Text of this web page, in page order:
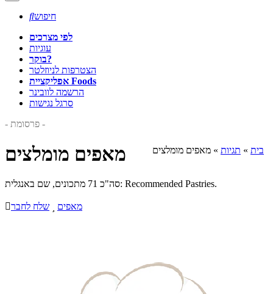
חיפוש
לפי מצרכים
עוגיות
בוקר?
הצטרפות לניוזלטר
אפליקציית Foods
הרשמה לוובינר
סרגל נגישות
- פרסומת -
בית » תגיות » מאפים מומלצים מאפים מומלצים
סה"כ 71 מתכונים, שם באנגלית: Recommended Pastries.
שלח לחבר מאפים